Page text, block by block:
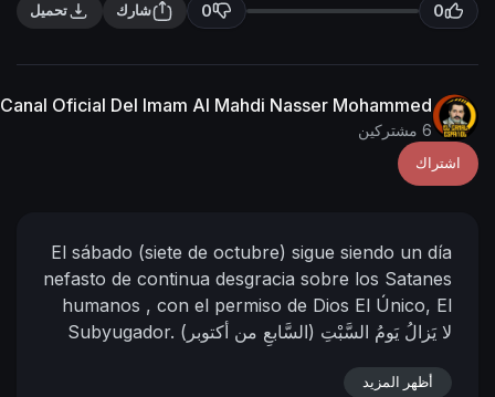
l
c
r
e
0
0 شارك تحميل
Canal Oficial Del Imam Al Mahdi Nasser Mohammed
6 مشتركين
اشتراك
El sábado (siete de octubre) sigue siendo un día
nefasto de continua desgracia sobre los Satanes
humanos , con el permiso de Dios El Único, El
Subyugador. لا يَزالُ يَومُ السَّبْتِ (السَّابعِ من أكتوبر)
El Califa de Dios y su siervo; el Imám Al
أظهر المزيد